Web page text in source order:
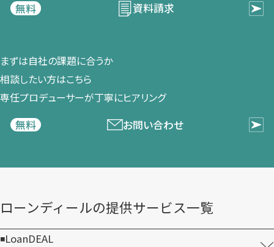
無料
資料請求
まずは​自社の​課題に​合うか​
相談したい方は​こちら
専任プロデューサーが​丁寧に​ヒアリング
無料
お問い合わせ
ローンディールの​提供サービス一覧
LoanDEAL